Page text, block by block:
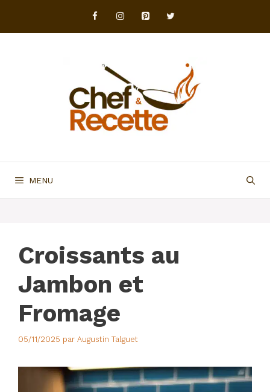
contenu
MENU
Croissants au
Jambon et
Fromage
05/11/2025 par Augustin Talguet